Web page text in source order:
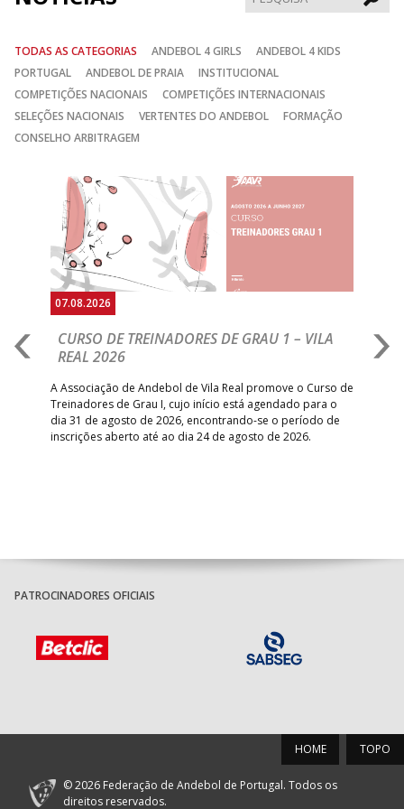
TODAS AS CATEGORIAS ANDEBOL 4 GIRLS
ANDEBOL 4 KIDS
PORTUGAL
ANDEBOL DE PRAIA
INSTITUCIONAL
COMPETIÇÕES NACIONAIS
COMPETIÇÕES INTERNACIONAIS
SELEÇÕES NACIONAIS
VERTENTES DO ANDEBOL
FORMAÇÃO
CONSELHO ARBITRAGEM
07.08.2026
CURSO DE TREINADORES DE GRAU 1 – VILA
REAL 2026
A Associação de Andebol de Vila Real promove o Curso de
Treinadores de Grau I, cujo início está agendado para o
dia 31 de agosto de 2026, encontrando-se o período de
inscrições aberto até ao dia 24 de agosto de 2026.
Anterior
PATROCINADORES OFICIAIS
TOPO
HOME
© 2026 Federação de Andebol de Portugal. Todos os
direitos reservados.